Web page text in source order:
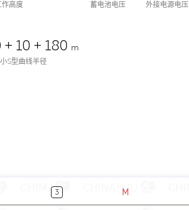
作高度
蓄电池电压
外接电源电压
+ 10 + 180 m
S型曲线半径
3 M